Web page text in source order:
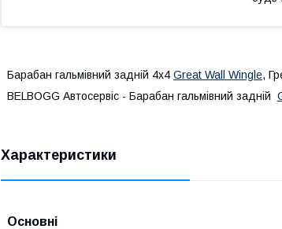
Барабан гальмівний задній 4х4 Great Wall Wingle,
BELBOGG Автосервіс - Барабан гальмівний задній
Характеристики
Основні